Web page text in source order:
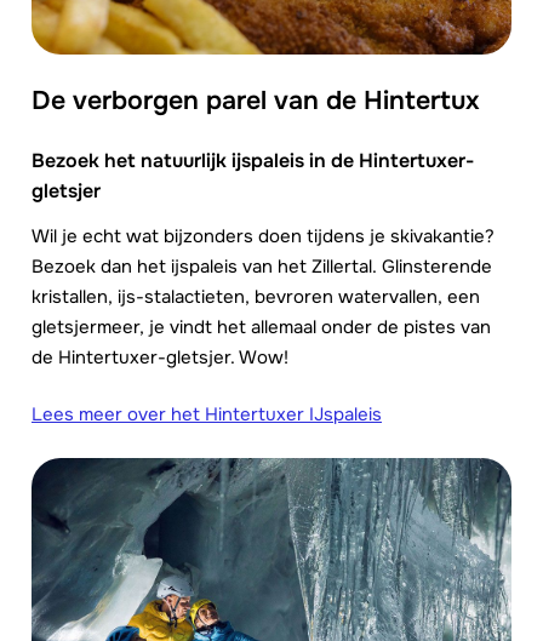
De verborgen parel van de Hintertux
Bezoek het natuurlijk ijspaleis in de Hintertuxer-
gletsjer
Wil je echt wat bijzonders doen tijdens je skivakantie?
Bezoek dan het ijspaleis van het Zillertal. Glinsterende
kristallen, ijs-stalactieten, bevroren watervallen, een
gletsjermeer, je vindt het allemaal onder de pistes van
de Hintertuxer-gletsjer. Wow!
Lees meer over het Hintertuxer IJspaleis